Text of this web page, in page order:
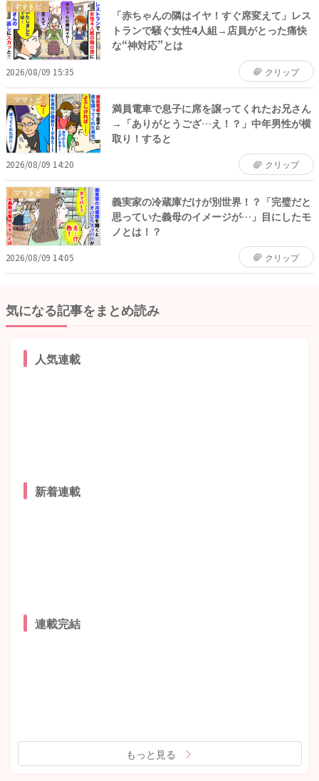
ママトピ
「赤ちゃんの隣はイヤ！すぐ席変えて」レス
トランで騒ぐ女性4人組→店員がとった痛快
な“神対応”とは
2026/08/09 15:35 クリップ
ママトピ
満員電車で息子に席を譲ってくれたお兄さん
→「ありがとうござ…え！？」中年男性が横
取り！すると
2026/08/09 14:20 クリップ
ママトピ
義実家の冷蔵庫だけが別世界！？「完璧だと
思っていた義母のイメージが…」目にしたモ
ノとは！？
2026/08/09 14:05 クリップ
気になる記事をまとめ読み
人気連載
新着連載
連載完結
もっと見る